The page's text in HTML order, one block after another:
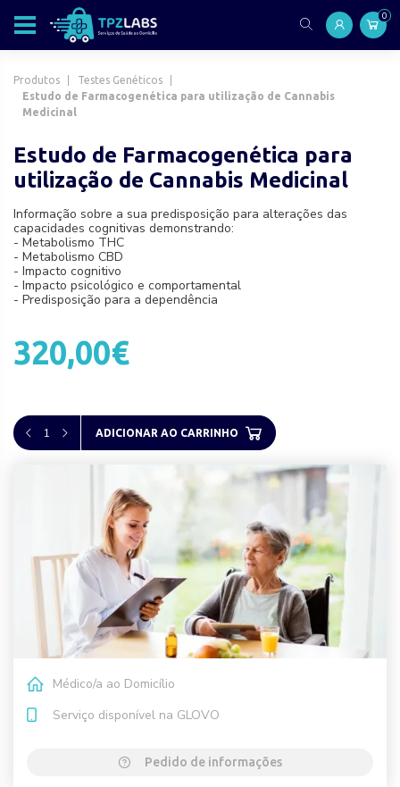
0
Produtos
Testes Genéticos
Estudo de Farmacogenética para utilização de Cannabis
Medicinal
Estudo de Farmacogenética para
utilização de Cannabis Medicinal
Informação sobre a sua predisposição para alterações das
capacidades cognitivas demonstrando:
- Metabolismo THC
- Metabolismo CBD
- Impacto cognitivo
- Impacto psicológico e comportamental
- Predisposição para a dependência
320,00€
1 ADICIONAR AO CARRINHO
Médico/a ao Domicílio
Serviço disponível na GLOVO
Pedido de informações